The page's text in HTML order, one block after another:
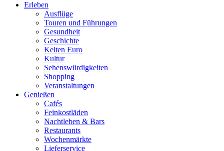
Erleben
Ausflüge
Touren und Führungen
Gesundheit
Geschichte
Kelten Euro
Kultur
Sehenswürdigkeiten
Shopping
Veranstaltungen
Genießen
Cafés
Feinkostläden
Nachtleben & Bars
Restaurants
Wochenmärkte
Lieferservice